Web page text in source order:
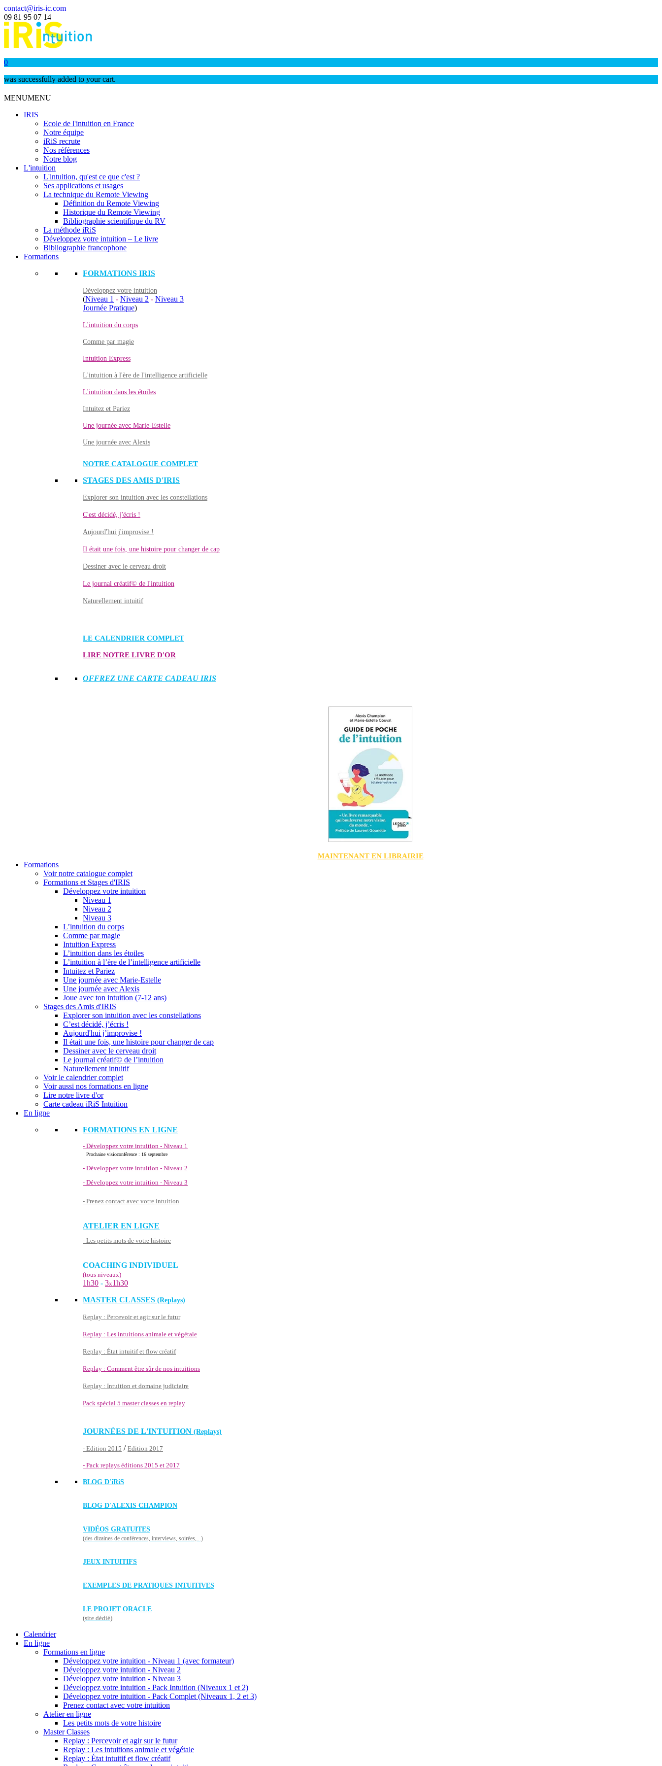
contact@iris-ic.com
09 81 95 07 14
0
was successfully added to your cart.
MENUMENU
IRIS
Ecole de l'intuition en France
Notre équipe
iRiS recrute
Nos références
Notre blog
L'intuition
L'intuition, qu'est ce que c'est ?
Ses applications et usages
La technique du Remote Viewing
Définition du Remote Viewing
Historique du Remote Viewing
Bibliographie scientifique du RV
La méthode iRiS
Développez votre intuition – Le livre
Bibliographie francophone
Formations
FORMATIONS IRIS
Développez votre intuition
(Niveau 1 - Niveau 2 - Niveau 3
Journée Pratique)
L'intuition du corps
Comme par magie
Intuition Express
L'intuition à l'ère de l'intelligence artificielle
L'intuition dans les étoiles
Intuitez et Pariez
Une journée avec Marie-Estelle
Une journée avec Alexis
NOTRE CATALOGUE COMPLET
STAGES DES AMIS D'IRIS
Explorer son intuition avec les constellations
C'est décidé, j'écris !
Aujourd'hui j'improvise !
Il était une fois, une histoire pour changer de cap
Dessiner avec le cerveau droit
Le journal créatif© de l'intuition
Naturellement intuitif
LE CALENDRIER COMPLET
LIRE NOTRE LIVRE D'OR
OFFREZ UNE CARTE CADEAU IRIS
MAINTENANT EN LIBRAIRIE
Formations
Voir notre catalogue complet
Formations et Stages d'IRIS
Développez votre intuition
Niveau 1
Niveau 2
Niveau 3
L’intuition du corps
Comme par magie
Intuition Express
L’intuition dans les étoiles
L’intuition à l’ère de l’intelligence artificielle
Intuitez et Pariez
Une journée avec Marie-Estelle
Une journée avec Alexis
Joue avec ton intuition (7-12 ans)
Stages des Amis d'IRIS
Explorer son intuition avec les constellations
C’est décidé, j’écris !
Aujourd'hui j’improvise !
Il était une fois, une histoire pour changer de cap
Dessiner avec le cerveau droit
Le journal créatif© de l’intuition
Naturellement intuitif
Voir le calendrier complet
Voir aussi nos formations en ligne
Lire notre livre d'or
Carte cadeau iRiS Intuition
En ligne
FORMATIONS EN LIGNE
- Développez votre intuition - Niveau 1
Prochaine visioconférence : 16 septembre
- Développez votre intuition - Niveau 2
- Développez votre intuition - Niveau 3
- Prenez contact avec votre intuition
ATELIER EN LIGNE
- Les petits mots de votre histoire
COACHING INDIVIDUEL
(tous niveaux)
1h30 - 3x1h30
MASTER CLASSES (Replays)
Replay : Percevoir et agir sur le futur
Replay : Les intuitions animale et végétale
Replay : État intuitif et flow créatif
Replay : Comment être sûr de nos intuitions
Replay : Intuition et domaine judiciaire
Pack spécial 5 master classes en replay
JOURNÉES DE L'INTUITION (Replays)
- Edition 2015 / Edition 2017
- Pack replays éditions 2015 et 2017
BLOG D'iRiS
BLOG D'ALEXIS CHAMPION
VIDÉOS GRATUITES
(des dizaines de conférences, interviews, soirées,...)
JEUX INTUITIFS
EXEMPLES DE PRATIQUES INTUITIVES
LE PROJET ORACLE
(site dédié)
Calendrier
En ligne
Formations en ligne
Développez votre intuition - Niveau 1 (avec formateur)
Développez votre intuition - Niveau 2
Développez votre intuition - Niveau 3
Développez votre intuition - Pack Intuition (Niveaux 1 et 2)
Développez votre intuition - Pack Complet (Niveaux 1, 2 et 3)
Prenez contact avec votre intuition
Atelier en ligne
Les petits mots de votre histoire
Master Classes
Replay : Percevoir et agir sur le futur
Replay : Les intuitions animale et végétale
Replay : État intuitif et flow créatif